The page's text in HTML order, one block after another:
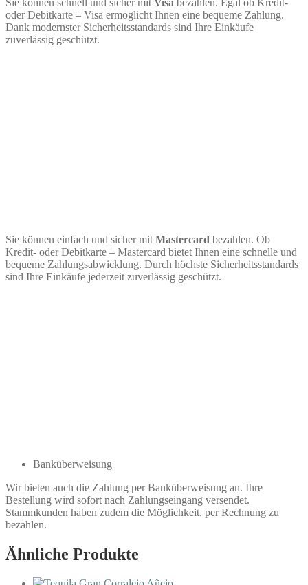
Sie können schnell und sicher mit Visa bezahlen. Egal ob Kredit-
oder Debitkarte – Visa ermöglicht Ihnen eine bequeme Zahlung.
Dank modernster Sicherheitsstandards sind Ihre Einkäufe
zuverlässig geschützt.
Sie können einfach und sicher mit Mastercard bezahlen. Ob
Kredit- oder Debitkarte – Mastercard bietet Ihnen eine schnelle und
bequeme Zahlungsabwicklung. Durch höchste Sicherheitsstandards
sind Ihre Einkäufe jederzeit zuverlässig geschützt.
Banküberweisung
Wir bieten auch die Zahlung per Banküberweisung an. Ihre
Bestellung wird sofort nach Zahlungseingang versendet.
Stammkunden haben zudem die Möglichkeit, per Rechnung zu
bezahlen.
Ähnliche Produkte